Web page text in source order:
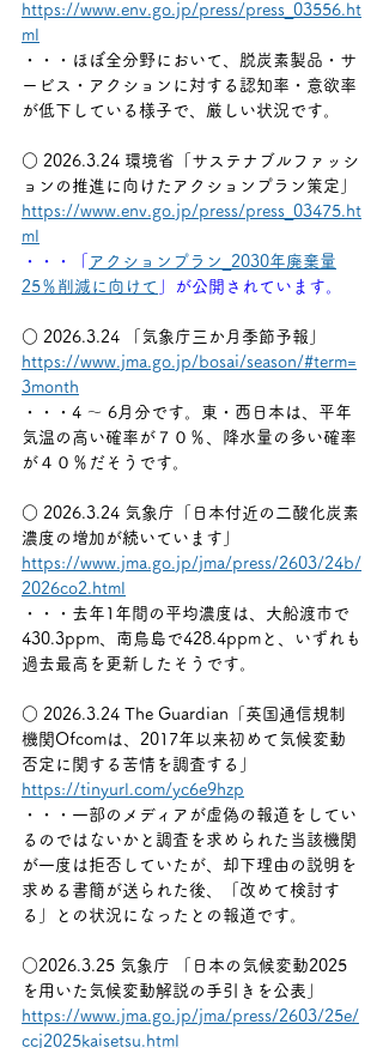
https://www.env.go.jp/press/press_03556.ht
ml
・・・ほぼ全分野において、脱炭素製品・サ
ービス・アクションに対する認知率・意欲率
が低下している様子で、厳しい状況です。
○ 2026.3.24 環境省「サステナブルファッシ
ョンの推進に向けたアクションプラン策定」
https://www.env.go.jp/press/press_03475.ht
ml
・・・「
アクションプラン_2030年廃棄量
25％削減に向けて
」が公開されています。
○ 2026.3.24 「気象庁三か月季節予報」
https://www.jma.go.jp/bosai/season/#term=
3month
・・・4 ～ 6月分です。東・西日本は、平年
気温の高い確率が７０％、降水量の多い確率
が４０％だそうです。
○ 2026.3.24 気象庁「日本付近の二酸化炭素
濃度の増加が続いています」
https://www.jma.go.jp/jma/press/2603/24b/
2026co2.html
・・・去年1年間の平均濃度は、大船渡市で
430.3ppm、南鳥島で428.4ppmと、いずれも
過去最高を更新したそうです。
○ 2026.3.24 The Guardian「英国通信規制
機関Ofcomは、2017年以来初めて気候変動
否定に関する苦情を調査する」
https://tinyurl.com/yc6e9hzp
・・・一部のメディアが虚偽の報道をしてい
るのではないかと調査を求められた当該機関
が一度は拒否していたが、却下理由の説明を
求める書簡が送られた後、「改めて検討す
る」との状況になったとの報道です。
○2026.3.25 気象庁 「日本の気候変動2025
を用いた気候変動解説の手引きを公表」
https://www.jma.go.jp/jma/press/2603/25e/
ccj2025kaisetsu.html